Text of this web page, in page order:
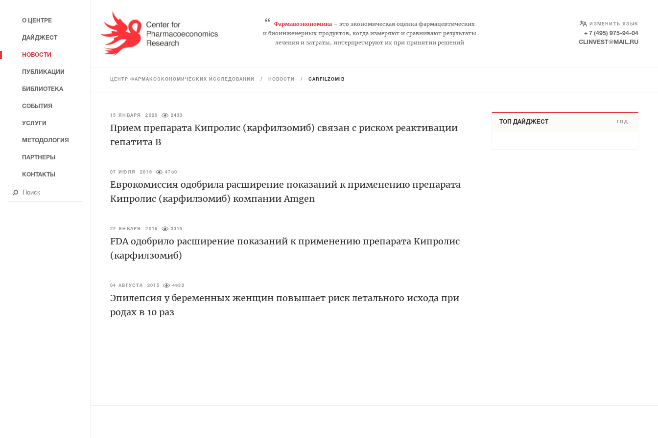
“ Фармакоэкономика– это экономическая оценка фармацевтических
и биоинженерных продуктов, когда измеряют и сравнивают результаты
лечения и затраты, интерпретируют их при принятии решений
ИЗМЕНИТЬ ЯЗЫК
SELECT LANGUAGE
+ 7 (495) 975-94-04
CLINVEST@MAIL.RU
ЦЕНТР ФАРМАКОЭКОНОМИЧЕСКИХ ИССЛЕДОВАНИЙ / НОВОСТИ / CARFILZOMIB
15 ЯНВАРЯ 2020 2433
Прием препарата Кипролис (карфилзомиб) связан с риском реактивации
гепатита В
07 ИЮЛЯ 2016 4780
Еврокомиссия одобрила расширение показаний к применению препарата
Кипролис (карфилзомиб) компании Amgen
22 ЯНВАРЯ 2016 3319
FDA одобрило расширение показаний к применению препарата Кипролис
(карфилзомиб)
04 АВГУСТА 2015 4932
Эпилепсия у беременных женщин повышает риск летального исхода при
родах в 10 раз
ТОП ДАЙДЖЕСТ ГОД
О ЦЕНТРЕ
ДАЙДЖЕСТ
НОВОСТИ
ПУБЛИКАЦИИ
БИБЛИОТЕКА
СОБЫТИЯ
УСЛУГИ
МЕТОДОЛОГИЯ
ПАРТНЕРЫ
КОНТАКТЫ